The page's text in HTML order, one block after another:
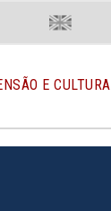
Menu
Superior
Direito
En
E CULTURA